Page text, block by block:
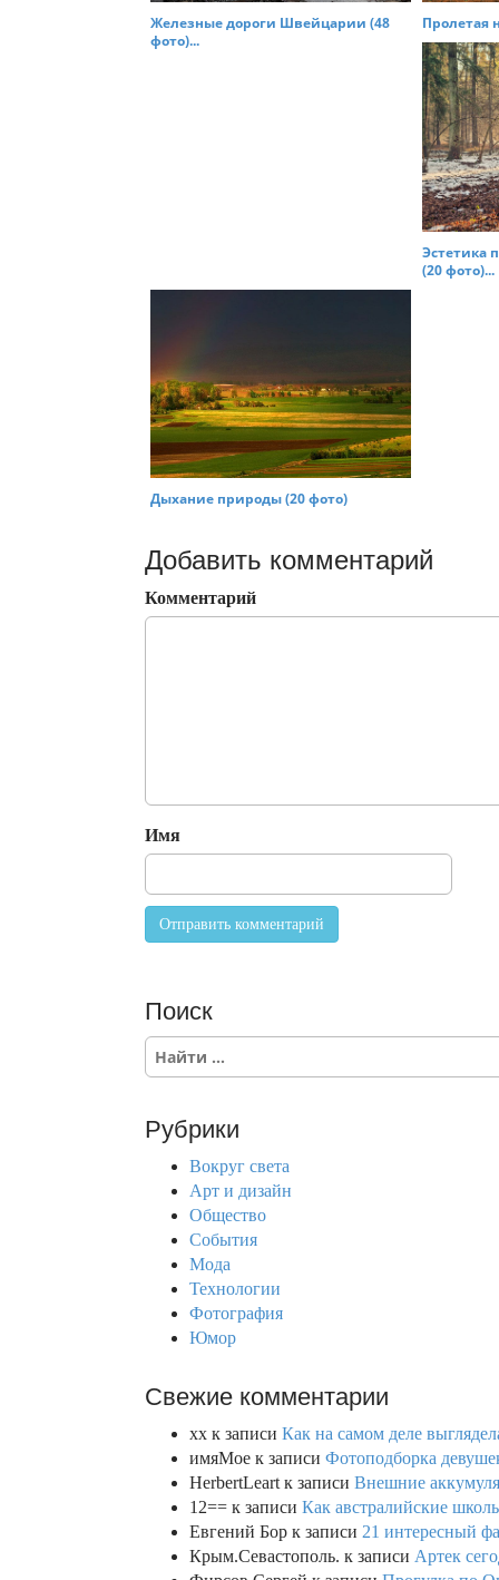
Железные дороги Швейцарии (48
фото)...
Пролетая
Эстетика
(20 фото)...
Дыхание природы (20 фото)
Добавить комментарий
Комментарий
Имя
Поиск
S
e
c
Рубрики
Вокруг света
Арт и дизайн
Общество
События
Мода
Технологии
Фотография
Юмор
Свежие комментарии
xx к записи Как на самом деле
имяМое к записи Фотоподборка
HerbertLeartк записи Внешние
12== к записи Как австралийские
Евгений Бор к записи 21 интересный
Крым.Севастополь. к записи Артек